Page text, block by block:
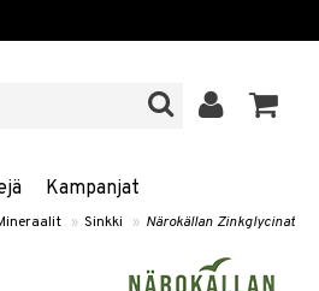
Kampanjat
» Sinkki » Närokällan Zinkglycinat